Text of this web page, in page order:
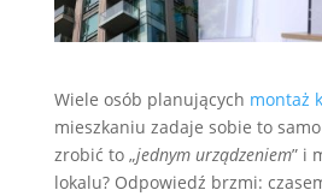
Wiele osób planujących montaż
mieszkaniu zadaje sobie to
zrobić to „jednym urządzeniem” i
lokalu? Odpowiedź brzmi: